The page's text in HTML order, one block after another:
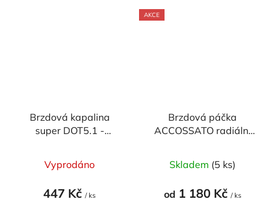
Brzdová kapalina
super DOT5.1 -
Vyprodáno
447 Kč / ks
AKCE
Brzdová páčka
ACCOSSATO radiální
pumpy (NE pro OEM)
Skladem (5 ks)
od 1 180 Kč / ks